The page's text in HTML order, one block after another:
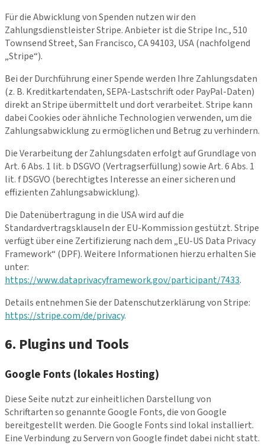
Für die Abwicklung von Spenden nutzen wir den
Zahlungsdienstleister Stripe. Anbieter ist die Stripe Inc., 510
Townsend Street, San Francisco, CA 94103, USA (nachfolgend
„Stripe“).
Bei der Durchführung einer Spende werden Ihre Zahlungsdaten
(z. B. Kreditkartendaten, SEPA-Lastschrift oder PayPal-Daten)
direkt an Stripe übermittelt und dort verarbeitet. Stripe kann
dabei Cookies oder ähnliche Technologien verwenden, um die
Zahlungsabwicklung zu ermöglichen und Betrug zu verhindern.
Die Verarbeitung der Zahlungsdaten erfolgt auf Grundlage von
Art. 6 Abs. 1 lit. b DSGVO (Vertragserfüllung) sowie Art. 6 Abs. 1
lit. f DSGVO (berechtigtes Interesse an einer sicheren und
effizienten Zahlungsabwicklung).
Die Datenübertragung in die USA wird auf die
Standardvertragsklauseln der EU-Kommission gestützt. Stripe
verfügt über eine Zertifizierung nach dem „EU-US Data Privacy
Framework“ (DPF). Weitere Informationen hierzu erhalten Sie
unter:
https://www.dataprivacyframework.gov/participant/7433.
Details entnehmen Sie der Datenschutzerklärung von Stripe:
https://stripe.com/de/privacy.
6. Plugins und Tools
Google Fonts (lokales Hosting)
Diese Seite nutzt zur einheitlichen Darstellung von
Schriftarten so genannte Google Fonts, die von Google
bereitgestellt werden. Die Google Fonts sind lokal installiert.
Eine Verbindung zu Servern von Google findet dabei nicht statt.